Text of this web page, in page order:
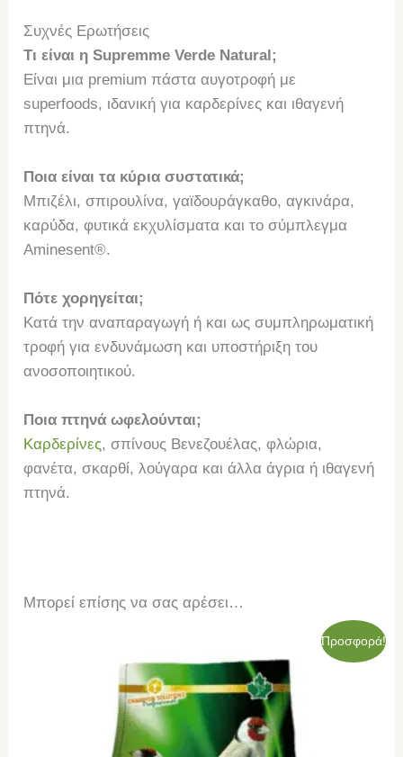
Συχνές Ερωτήσεις
Τι είναι η Supremme Verde Natural;
Είναι μια premium πάστα αυγοτροφή με
superfoods, ιδανική για καρδερίνες και ιθαγενή
πτηνά.
Ποια είναι τα κύρια συστατικά;
Μπιζέλι, σπιρουλίνα, γαϊδουράγκαθο, αγκινάρα,
καρύδα, φυτικά εκχυλίσματα και το σύμπλεγμα
Aminesent®.
Πότε χορηγείται;
Κατά την αναπαραγωγή ή και ως συμπληρωματική
τροφή για ενδυνάμωση και υποστήριξη του
ανοσοποιητικού.
Ποια πτηνά ωφελούνται;
Καρδερίνες, σπίνους Βενεζουέλας, φλώρια,
φανέτα, σκαρθί, λούγαρα και άλλα άγρια ή ιθαγενή
πτηνά.
Μπορεί επίσης να σας αρέσει…
Προσφορά!
was:
89,50€.
τιμή
είναι:
83,00€.